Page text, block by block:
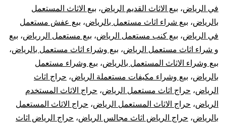
في الرياض، بيع الاثاث القديم الرياض، بيع الاثاث المستعمل
بالرياض، بيع شراء اثاث مستعمل بالرياض، بيع عفش مستعمل
في الرياض، بيع كنب مستعمل الرياض، بيع مستعمل الررياض، بيع
و شراء اثاث مستعمل الرياض، بيع وشراء اثاث مستعمل بالرياض،
بيع وشراء الاثاث المستعمل بالرياض، بيع وشراء مستعمل
بالرياض، بيع وشراء مكيفات مستعملة الرياض، حراج اثاث
الرياض، حراج اثاث مستعمل الرياض، حراج الاثاث المستخدم
الرياض، حراج الاثاث المستعمل الرياض، حراج الاثاث المستعمل
بالرياض، حراج الرياض اثاث مجالس الرياض، حراج الرياض اثاث